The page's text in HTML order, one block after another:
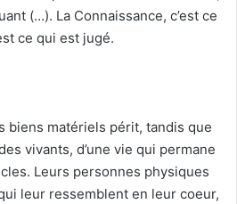
(…). La Connaissance, c’est ce
ce qui est jugé.
biens matériels périt, tandis que
vivants, d’une vie qui permane
Leurs personnes physiques
leur ressemblent en leur coeur,